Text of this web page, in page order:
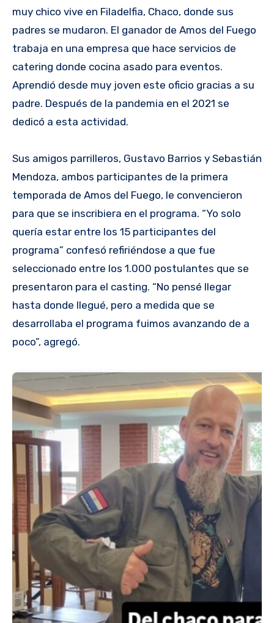
muy chico vive en Filadelfia, Chaco, donde sus
padres se mudaron. El ganador de Amos del Fuego
trabaja en una empresa que hace servicios de
catering donde cocina asado para eventos.
Aprendió desde muy joven este oficio gracias a su
padre. Después de la pandemia en el 2021 se
dedicó a esta actividad.
Sus amigos parrilleros, Gustavo Barrios y Sebastián
Mendoza, ambos participantes de la primera
temporada de Amos del Fuego, le convencieron
para que se inscribiera en el programa. “Yo solo
quería estar entre los 15 participantes del
programa” confesó refiriéndose a que fue
seleccionado entre los 1.000 postulantes que se
presentaron para el casting. “No pensé llegar
hasta donde llegué, pero a medida que se
desarrollaba el programa fuimos avanzando de a
poco”, agregó.